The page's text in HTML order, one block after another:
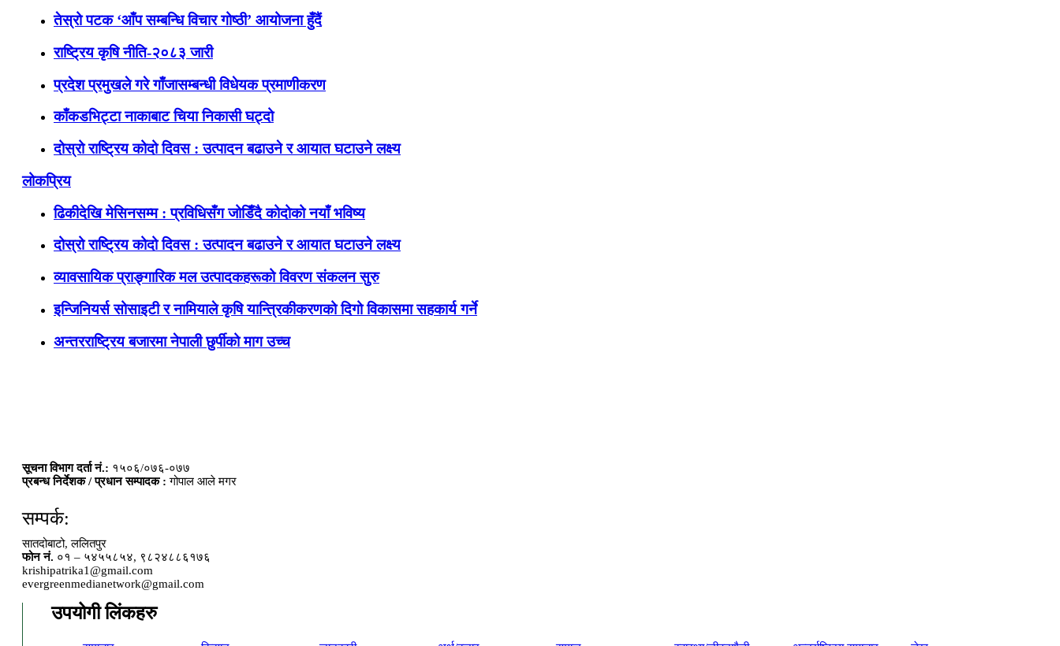
तेस्रो पटक ‘आँप सम्बन्धि विचार गोष्ठी’ आयोजना हुँदैं
राष्ट्रिय कृषि नीति-२०८३ जारी
प्रदेश प्रमुखले गरे गाँजासम्बन्धी विधेयक प्रमाणीकरण
काँकडभिट्टा नाकाबाट चिया निकासी घट्दो
दोस्रो राष्ट्रिय कोदो दिवस : उत्पादन बढाउने र आयात घटाउने लक्ष्य
लोकप्रिय
ढिकीदेखि मेसिनसम्म : प्रविधिसँग जोडिँदै कोदोको नयाँ भविष्य
दोस्रो राष्ट्रिय कोदो दिवस : उत्पादन बढाउने र आयात घटाउने लक्ष्य
व्यावसायिक प्राङ्गारिक मल उत्पादकहरूको विवरण संकलन सुरु
इन्जिनियर्स सोसाइटी र नामियाले कृषि यान्त्रिकीकरणको दिगो विकासमा सहकार्य गर्ने
अन्तरराष्ट्रिय बजारमा नेपाली छुर्पीको माग उच्च
सूचना विभाग दर्ता नं.: १५०६/०७६-०७७
प्रबन्ध निर्देशक / प्रधान सम्पादक : गोपाल आले मगर
सम्पर्क:
सातदोबाटो, ललितपुर
फोन नं. ०१ – ५४५५८५४, ९८२४८८६१७६
krishipatrika1@gmail.com
evergreenmedianetwork@gmail.com
उपयोगी लिंकहरु